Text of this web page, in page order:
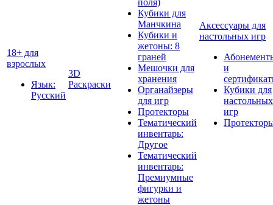
18+ для
взрослых
Язык:
Русский
3D
Раскраски
поля)
Кубики для
Манчкина
Кубики и
жетоны: 8
граней
Мешочки для
хранения
Органайзеры
для игр
Протекторы
Тематический
инвентарь:
Другое
Тематический
инвентарь:
Премиумные
фигурки и
жетоны
Аксессуары для
настольных игр
и
Кубики для
настольных
игр